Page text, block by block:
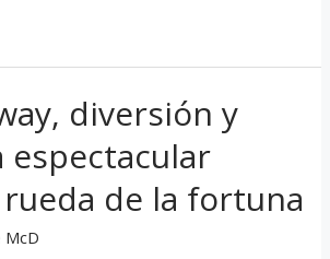
diversión y
espectacular
de la fortuna
McD